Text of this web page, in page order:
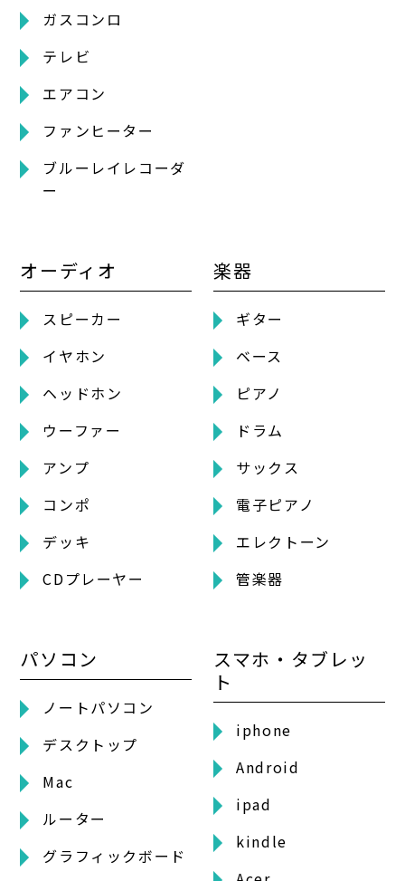
ガスコンロ
テレビ
エアコン
ファンヒーター
ブルーレイレコーダ
ー
オーディオ
スピーカー
イヤホン
ヘッドホン
ウーファー
アンプ
コンポ
デッキ
CDプレーヤー
楽器
ギター
ベース
ピアノ
ドラム
サックス
電子ピアノ
エレクトーン
管楽器
パソコン
ノートパソコン
デスクトップ
Mac
ルーター
グラフィックボード
スマホ・タブレッ
ト
iphone
Android
ipad
kindle